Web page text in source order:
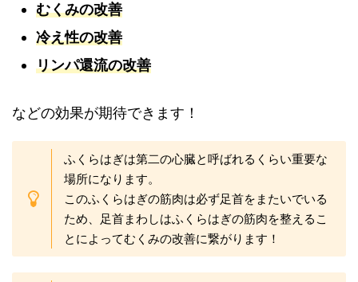
むくみの改善
冷え性の改善
リンパ還流の改善
などの効果が期待できます！
ふくらはぎは第二の心臓と呼ばれるくらい重要な
場所になります。
このふくらはぎの筋肉は必ず足首をまたいでいる
ため、足首まわしはふくらはぎの筋肉を整えるこ
とによってむくみの改善に繋がります！